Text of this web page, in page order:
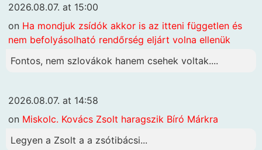
2026.08.07. at 15:00
on Ha mondjuk zsídók akkor is az itteni független és
nem befolyásolható rendőrség eljárt volna ellenük
Fontos, nem szlovákok hanem csehek voltak....
2026.08.07. at 14:58
on Miskolc. Kovács Zsolt haragszik Bíró Márkra
Legyen a Zsolt a a zsótibácsi...